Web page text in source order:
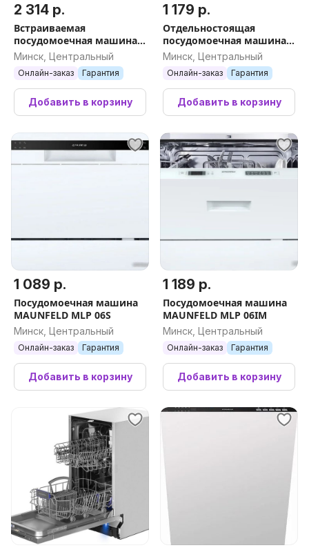
2 314 р.
Встраиваемая
посудомоечная машина
MAUNFELD MLP45330T
Smart Beam Inverter Wi-Fi
Минск, Центральный
Онлайн-заказ Гарантия
Добавить в корзину
1 179 р.
Отдельностоящая
посудомоечная машина
MAUNFELD MLP-06DW
Минск, Центральный
Онлайн-заказ Гарантия
Добавить в корзину
1 089 р.
Посудомоечная машина
MAUNFELD MLP 06S
Минск, Центральный
Онлайн-заказ Гарантия
Добавить в корзину
1 189 р.
Посудомоечная машина
MAUNFELD MLP 06IM
Минск, Центральный
Онлайн-заказ Гарантия
Добавить в корзину